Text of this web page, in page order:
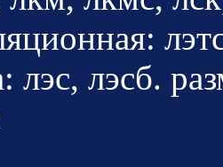
лэс, лэсб.